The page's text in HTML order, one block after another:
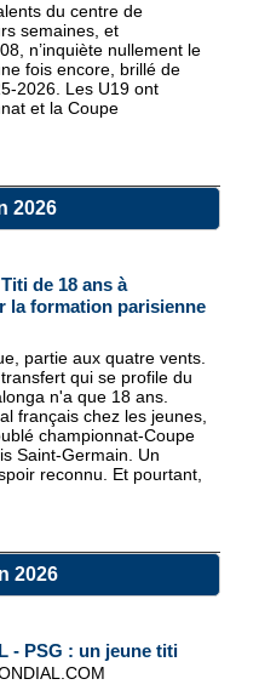
du centre de
semaines, et
n’inquiète nullement le
fois encore, brillé de
2026. Les U19 ont
et la Coupe
2026
de 18 ans à
la formation parisienne
partie aux quatre vents.
qui se profile du
n'a que 18 ans.
français chez les jeunes,
championnat-Coupe
Saint-Germain. Un
reconnu. Et pourtant,
2026
- PSG : un jeune titi